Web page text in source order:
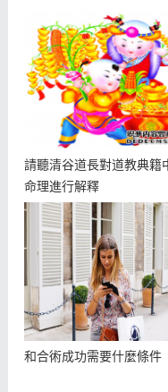
請聽清谷道長對道教典籍
命理進行解釋
和合術成功需要什麼條件